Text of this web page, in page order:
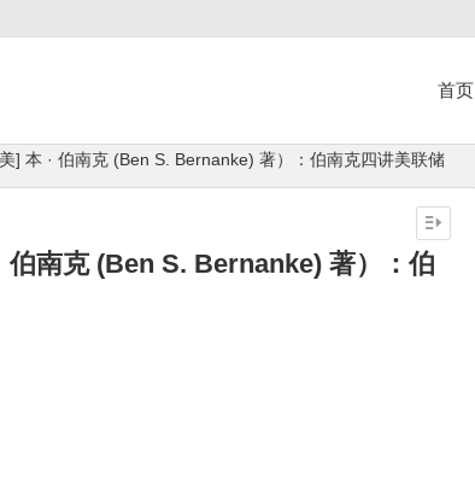
首页
] 本 · 伯南克 (Ben S. Bernanke) 著）：伯南克四讲美联储
南克 (Ben S. Bernanke) 著）：伯